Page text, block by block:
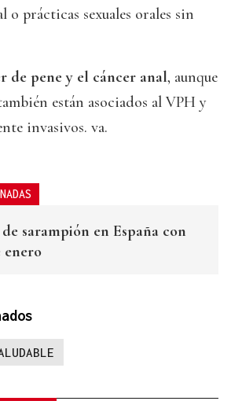
o prácticas sexuales orales sin
de pene y el cáncer anal, aunque
están asociados al VPH y
invasivos. va.
sarampión en España con
enero